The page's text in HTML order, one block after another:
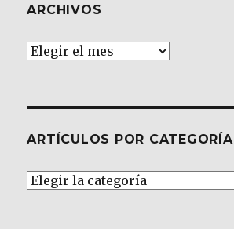
ARCHIVOS
Archivos
ARTÍCULOS POR CATEGORÍA
Artículos